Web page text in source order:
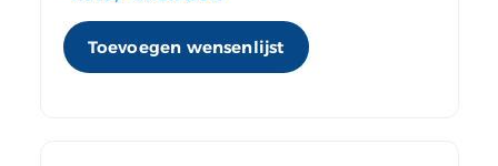
Toevoegen wensenlijst